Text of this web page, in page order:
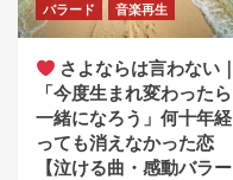
バラード 音楽再生
さよならは言わない｜
「今度生まれ変わったら
一緒になろう」何十年経
っても消えなかった恋
【泣ける曲・感動バラー